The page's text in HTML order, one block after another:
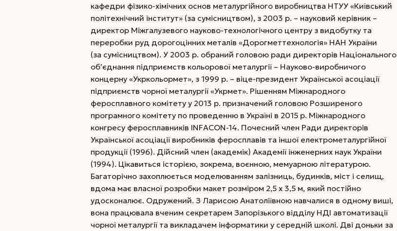
кафедри фізико-хімічних основ металургійного виробництва НТУУ «Київський
політехнічний інститут» (за сумісництвом), з 2003 р. – науковий керівник –
директор Міжгалузевого науково-технологічного центру з видобутку та
переробки руд дорогоцінних металів «Дорогметтехнологія» НАН України
(за сумісництвом). У 2003 р. обраний головою ради директорів На­ціонального
об’єднання підприємств кольорової металургії – Науково-виробничого
концерну «Укр­кольор­мет», з 1999 р. – віце-президент Української асоціації
підприємств чорної металургії «Укр­мет». Рішенням Міжнародного
феросплавного ко­мі­тету у 2013 р. призначений головою Розширеного
програмного комітету по проведенню в Україні в 2015 р. Міжнародного
конгресу феросплавників INFACON-14. Почесний член Ради директорів
Української асоціації виробників феросплавів та іншої електрометалургійної
продукції (1996). Дійсний член (академік) Академії інженерних наук України
(1994). Цікавиться історією, зокрема, воєнною, мемуарною літературою.
Багаторічно захоплюється моделюванням залізниць, будинків, міст і селищ,
вдома має власної розробки макет розміром 2,5 х 3,5 м, який постійно
удосконалює. Одружений. З Ларисою Анатоліївною навчалися в одному виші,
вона працювала вченим секретарем Запорізького відділу НДІ автоматизації
чорної металургії та викладачем інформатики у середній школі. Дві доньки за